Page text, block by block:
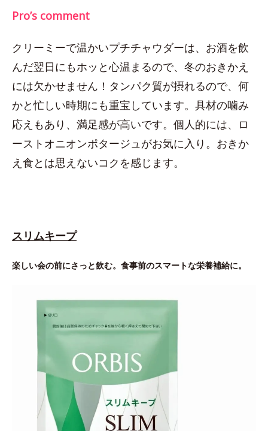
Pro’s comment
クリーミーで温かいプチチャウダーは、お酒を飲
んだ翌日にもホッと心温まるので、冬のおきかえ
には欠かせません！タンパク質が摂れるので、何
かと忙しい時期にも重宝しています。具材の噛み
応えもあり、満足感が高いです。個人的には、ロ
ーストオニオンポタージュがお気に入り。おきか
え食とは思えないコクを感じます。
スリムキープ
楽しい会の前にさっと飲む。食事前のスマートな栄養補給に。